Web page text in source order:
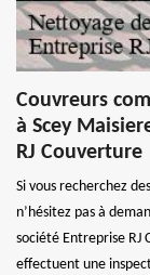
Couvreurs
à Scey
RJ Couverture
Si vous recherchez
n’hésitez pas à
société Entreprise
effectuent une